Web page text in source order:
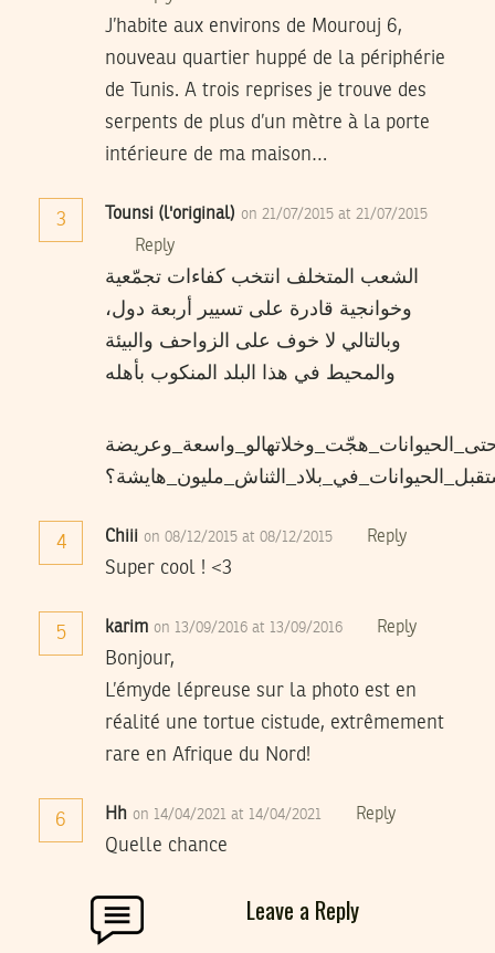
J’habite aux environs de Mourouj 6,
nouveau quartier huppé de la périphérie
de Tunis. A trois reprises je trouve des
serpents de plus d’un mètre à la porte
intérieure de ma maison…
3 Tounsi (l'original) on 21/07/2015 at 21/07/2015
Reply
الشعب المتخلف انتخب كفاءات تجمّعية
وخوانجية قادرة على تسيير أربعة دول،
وبالتالي لا خوف على الزواحف والبيئة
والمحيط في هذا البلد المنكوب بأهله
4 Chiii on 08/12/2015 at 08/12/2015 Reply
Super cool ! <3
5 karim on 13/09/2016 at 13/09/2016 Reply
Bonjour,
L’émyde lépreuse sur la photo est en
réalité une tortue cistude, extrêmement
rare en Afrique du Nord!
6 Hh on 14/04/2021 at 14/04/2021 Reply
Quelle chance
Leave a Reply